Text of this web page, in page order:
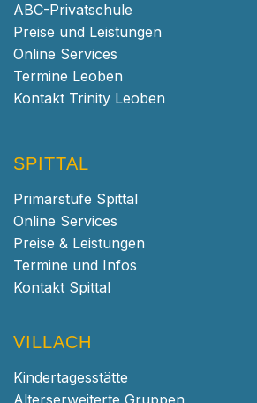
ABC-Privatschule
Preise und Leistungen
Online Services
Termine Leoben
Kontakt Trinity Leoben
SPITTAL
Primarstufe Spittal
Online Services
Preise & Leistungen
Termine und Infos
Kontakt Spittal
VILLACH
Kindertagesstätte
Alterserweiterte Gruppen